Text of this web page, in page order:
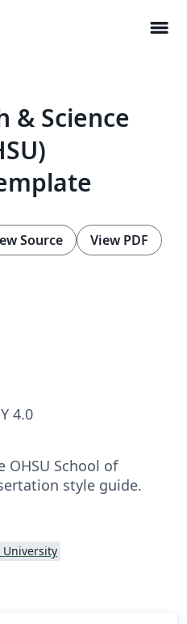
menu
& Science
Source View PDF
4.0
School of
style guide.
University